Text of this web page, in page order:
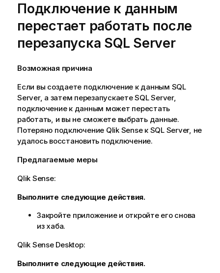
Подключение к данным
перестает работать после
перезапуска SQL Server
Возможная причина
Если вы создаете подключение к данным SQL
Server, а затем перезапускаетеSQL Server,
подключение к данным может перестать
работать, и вы не сможете выбрать данные.
Потеряно подключение Qlik Senseк SQL Server, не
удалось восстановить подключение.
Предлагаемые меры
Qlik Sense:
Выполните следующие действия.
Закройте приложение и откройте его снова
из хаба.
Qlik Sense Desktop:
Выполните следующие действия.